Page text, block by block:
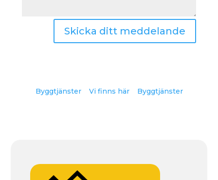
Skicka ditt meddelande
Byggtjänster Vi finns här Byggtjänster